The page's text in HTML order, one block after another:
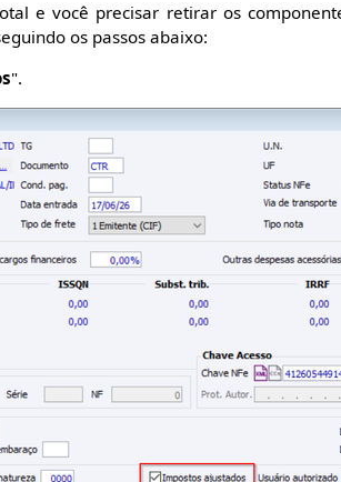
e você precisar retirar os
os passos abaixo:
".